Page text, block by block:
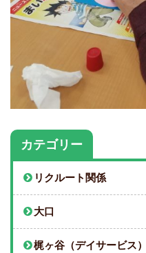
カテゴリー
リクルート関係
大口
梶ヶ谷（デイサービス）